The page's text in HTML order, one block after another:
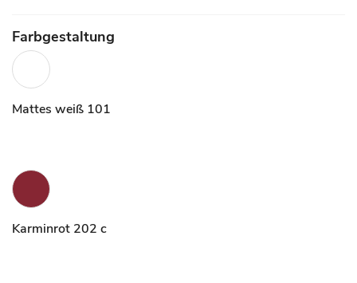
Farbgestaltung
Mattes weiß 101
Karminrot 202 c